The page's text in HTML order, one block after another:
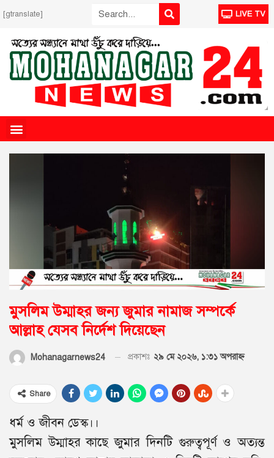
[gtranslate] LIVE TV
মুসলিম উম্মাহর জন্য জুমার নামাজ সম্পর্কে
আল্লাহ যেসব নির্দেশ দিয়েছেন
Mohanagarnews24 প্রকাশঃ ২৯ মে ২০২৬, ১:৩১ অপরাহ্ণ
Share
ধর্ম ও জীবন ডেস্ক।।
মুসলিম উম্মাহর কাছে জুমার দিনটি গুরুত্বপূর্ণ ও অত্যন্ত